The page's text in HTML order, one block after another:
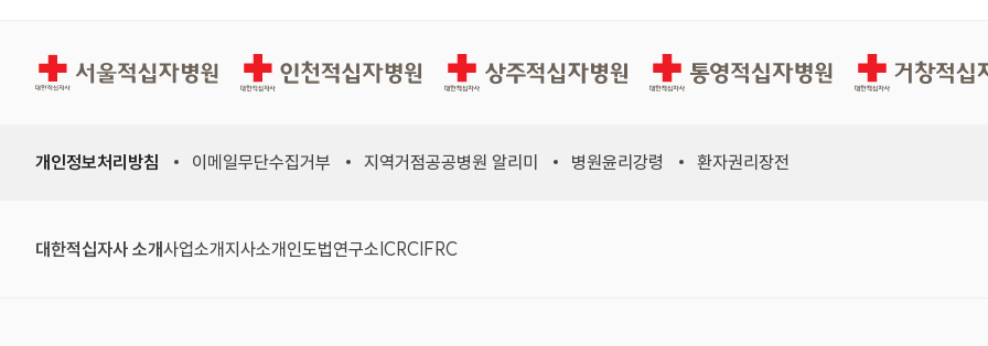
경인권역재활병원 인천적십자병원 상주적십자병원 통영적십자병원 거창적십자병원
개인정보처리방침 이메일무단수집거부 지역거점공공병원 알리미 병원윤리강령 환자권리장전
대한적십자사 소개사업소개지사소개 인도법연구소 ICRC IFRC